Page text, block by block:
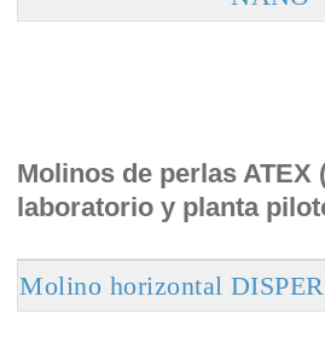
Molinos de perlas ATEX
laboratorio y planta
Molino horizontal